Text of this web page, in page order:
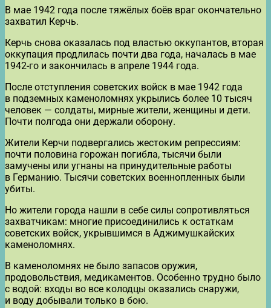
В мае 1942 года после тяжёлых боёв враг окончательно
захватил Керчь.
Керчь снова оказалась под властью оккупантов, вторая
оккупация продлилась почти два года, началась в мае
1942-го и закончилась в апреле 1944 года.
После отступления советских войск в мае 1942 года
в подземных каменоломнях укрылись более 10 тысяч
человек — солдаты, мирные жители, женщины и дети.
Почти полгода они держали оборону.
Жители Керчи подвергались жестоким репрессиям:
почти половина горожан погибла, тысячи были
замучены или угнаны на принудительные работы
в Германию. Тысячи советских военнопленных были
убиты.
Но жители города нашли в себе силы сопротивляться
захватчикам: многие присоединились к остаткам
советских войск, укрывшимся в Аджимушкайских
каменоломнях.
В каменоломнях не было запасов оружия,
продовольствия, медикаментов. Особенно трудно было
с водой: входы во все колодцы оказались снаружи,
и воду добывали только в бою.